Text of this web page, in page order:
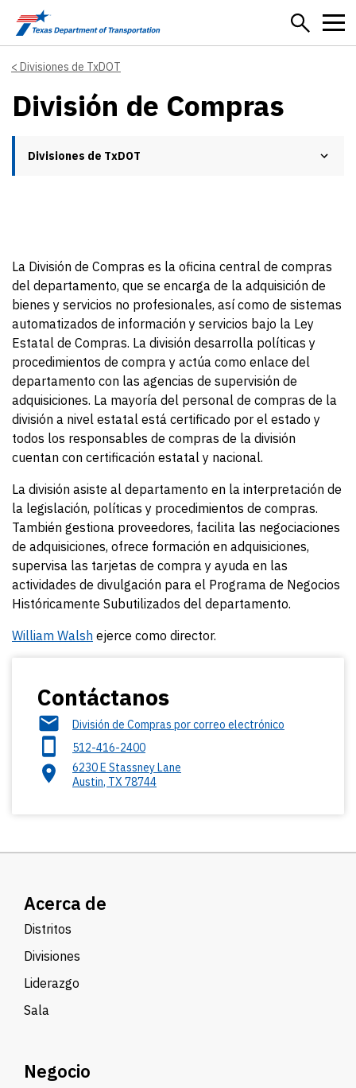
Skip to main content
Divisiones de TxDOT
División de Compras
Divisiones de TxDOT
La División de Compras es la oficina central de compras
del departamento, que se encarga de la adquisición de
bienes y servicios no profesionales, así como de sistemas
automatizados de información y servicios bajo la Ley
Estatal de Compras. La división desarrolla políticas y
procedimientos de compra y actúa como enlace del
departamento con las agencias de supervisión de
adquisiciones. La mayoría del personal de compras de la
división a nivel estatal está certificado por el estado y
todos los responsables de compras de la división
cuentan con certificación estatal y nacional.
La división asiste al departamento en la interpretación de
la legislación, políticas y procedimientos de compras.
También gestiona proveedores, facilita las negociaciones
de adquisiciones, ofrece formación en adquisiciones,
supervisa las tarjetas de compra y ayuda en las
actividades de divulgación para el Programa de Negocios
Históricamente Subutilizados del departamento.
William Walsh ejerce como director.
Contáctanos
División de Compras por correo electrónico
512-416-2400
6230 E Stassney Lane
Austin, TX 78744
Acerca de
Distritos
Divisiones
Liderazgo
Sala
Negocio